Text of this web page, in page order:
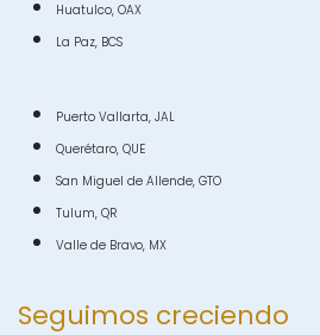
Huatulco, OAX
La Paz, BCS
Puerto Vallarta, JAL
Querétaro, QUE
San Miguel de Allende, GTO
Tulum, QR
Valle de Bravo, MX
Seguimos creciendo